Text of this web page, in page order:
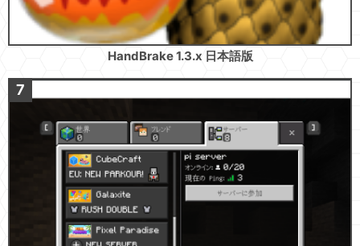
HandBrake 1.3.x 日本語版